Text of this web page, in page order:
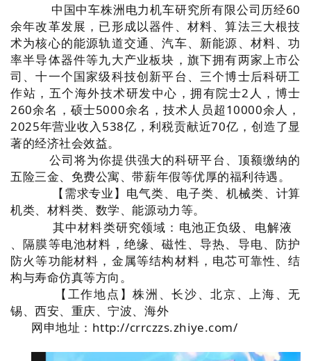
中国中车株洲电力机车研究所有限公司历经60
余年改革发展，已形成以器件、材料、算法三大根技
术为核心的能源轨道交通、汽车、新能源、材料、功
率半导体器件等九大产业板块，旗下拥有两家上市公
司、十一个国家级科技创新平台、三个博士后科研工
作站，五个海外技术研发中心，拥有院士2人，博士
260余名，硕士5000余名，技术人员超10000余人，
2025年营业收入538亿，利税贡献近70亿，创造了显
著的经济社会效益。
公司将为你提供强大的科研平台、顶额缴纳的
五险三金、免费公寓、带薪年假等优厚的福利待遇。
【需求专业】电气类、电子类、机械类、计算
机类、材料类、数学、能源动力等。
其中材料类研究领域：电池正负级、 电解液
、隔膜等电池材料，绝缘、磁性、导热、导电、防护
防火等功能材料，金属等结构材料，电芯可靠性、结
构与寿命仿真等方向。
【工作地点】株洲、长沙、北京、上海、无
锡、西安、重庆、宁波、海外
网申地址：http://crrczzs.zhiye.com/